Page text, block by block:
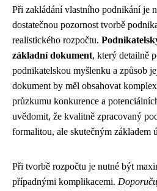
Při zakládání vlastního podnikání je
dostatečnou pozornost tvorbě
realistického rozpočtu.
základní dokument, který detailně
podnikatelskou myšlenku a způsob
dokument by měl obsahovat
průzkumu konkurence a
uvědomit, že kvalitně zpracovaný
formalitou, ale skutečným základem
Při tvorbě rozpočtu je nutné být
případnými komplikacemi.